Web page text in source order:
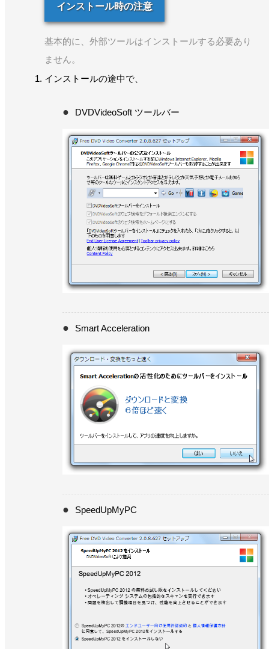
インストール時の注意
基本的に、外部ツールはインストールする必要あり
ません。
インストールの途中で、
DVDVideoSoft ツールバー
Smart Acceleration
SpeedUpMyPC